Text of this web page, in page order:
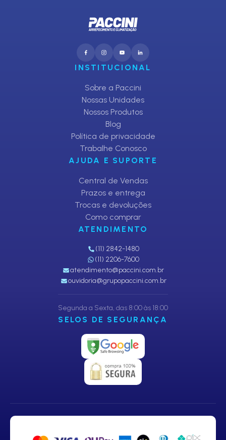
INSTITUCIONAL
Sobre a Paccini
Nossas Unidades
Nossos Produtos
Blog
Política de privacidade
Trabalhe Conosco
AJUDA E SUPORTE
Central de Vendas
Prazos e entrega
Trocas e devoluções
Como comprar
ATENDIMENTO
(11) 2842-1480
(11) 2206-7600
atendimento@paccini.com.br
ouvidoria@grupopaccini.com.br
Segunda a Sexta, das 8:00 às 18:00
SELOS DE SEGURANÇA